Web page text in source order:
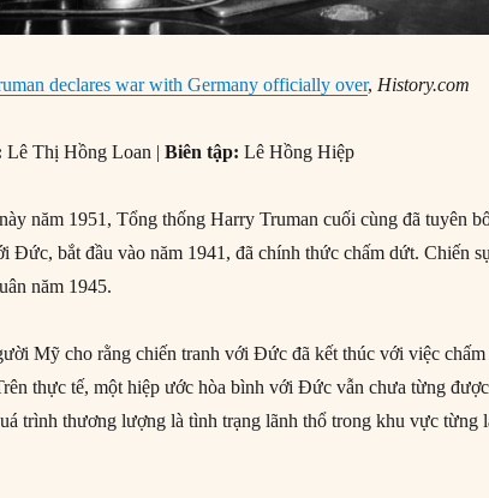
declares war with Germany officially over, History.com
Lê Thị Hồng Loan |Biên tập: Lê Hồng Hiệp
năm 1951, Tổng thống Harry Truman cuối cùng đã tuyên
Đức, bắt đầu vào năm 1941, đã chính thức chấm dứt. Chiến
năm 1945.
Mỹ cho rằng chiến tranh với Đức đã kết thúc với việc chấm
thực tế, một hiệp ước hòa bình với Đức vẫn chưa từng
trình thương lượng là tình trạng lãnh thổ trong khu vực